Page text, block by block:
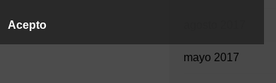
mayo 2017
Acepto